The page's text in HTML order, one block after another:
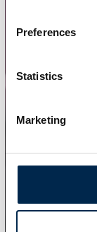
Preferences
Statistics
Marketing